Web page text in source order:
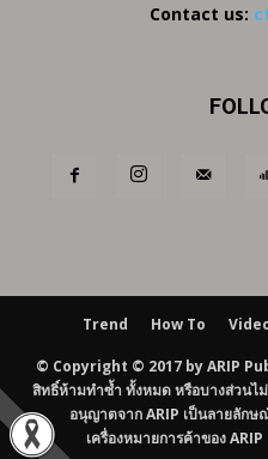
Contact us:
Trend How To
© Copyright © 2017 by ARIP
สิทธิ์ห้ามทำซ้ำ ทั้งหมด หรือบางส่วนไ
อนุญาตจาก ARIP เป็นลายลักษ
เครื่องหมายการค้าของ